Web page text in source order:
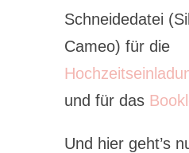
Schneidedatei
Cameo) für die
und für das
Und hier geht’s